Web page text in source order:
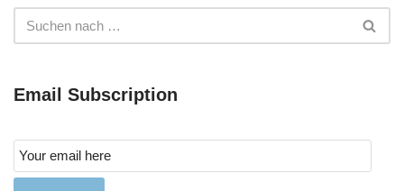
Email Subscription